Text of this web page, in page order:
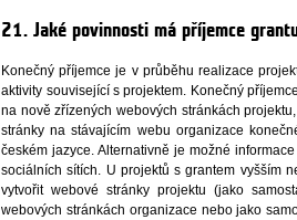
21. Jaké povinnosti má příjemce
Konečný příjemce je v průběhu realizace
aktivity související s projektem. Konečný
na nově zřízených webových stránkách
stránky na stávajícím webu organizace
českém jazyce. Alternativně je možné
sociálních sítích. U projektů s grantem vyšším
vytvořit webové stránky projektu (jako
webových stránkách organizace nebo jako